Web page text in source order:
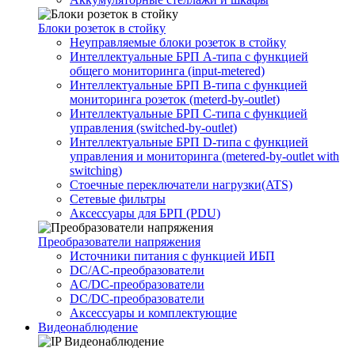
Блоки розеток в стойку
Неуправляемые блоки розеток в стойку
Интеллектуальные БРП А-типа с функцией
общего мониторинга (input-metered)
Интеллектуальные БРП B-типа с функцией
мониторинга розеток (meterd-by-outlet)
Интеллектуальные БРП C-типа с функцией
управления (switched-by-outlet)
Интеллектуальные БРП D-типа с функцией
управления и мониторинга (metered-by-outlet with
switching)
Стоечные переключатели нагрузки(ATS)
Сетевые фильтры
Аксессуары для БРП (PDU)
Преобразователи напряжения
Источники питания c функцией ИБП
DC/AC-преобразователи
AC/DC-преобразователи
DC/DC-преобразователи
Аксессуары и комплектующие
Видеонаблюдение